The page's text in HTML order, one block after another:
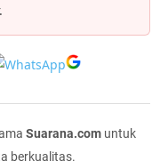
Suarana.comuntuk
berkualitas.